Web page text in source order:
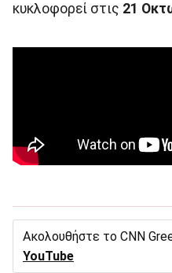
κυκλοφορεί στις 21
Ακολουθήστε το CNN
YouTube